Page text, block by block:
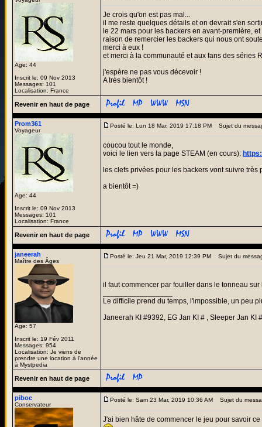
Age: 44
Inscrit le: 09 Nov 2013
Messages: 101
Localisation: France
Je crois qu'on est pas mal...
il me reste quelques détails et on devrait s'en
le 22 mars pour les backers en avant-première,
raison de remercier les backers qui nous ont
merci à eux !
et merci à la communauté et aux fans des séries
j'espère ne pas vous décevoir !
A très bientôt !
Revenir en haut de page
Prom361
Voyageur
Age: 44
Inscrit le: 09 Nov 2013
Messages: 101
Localisation: France
Posté le: Lun 18 Mar, 2019 17:18 PM Sujet du
coucou tout le monde,
voici le lien vers la page STEAM (en cours):
les clefs privées pour les backers vont suivre très
a bientôt =)
Revenir en haut de page
janeerah
Maître des Âges
Age: 57
Inscrit le: 19 Fév 2011
Messages: 954
Localisation: Je viens de
prendre une location à l'année
à Mystpedia
Posté le: Jeu 21 Mar, 2019 12:39 PM Sujet du
il faut commencer par fouiller dans le tonneau
Le difficile prend du temps, l'impossible, un peu
Janeerah KI #9392, EG Jan KI # , Sleeper Jan KI #
Revenir en haut de page
piboc
Conservateur
Posté le: Sam 23 Mar, 2019 10:36 AM Sujet du
J'ai bien hâte de commencer le jeu pour savoir ce